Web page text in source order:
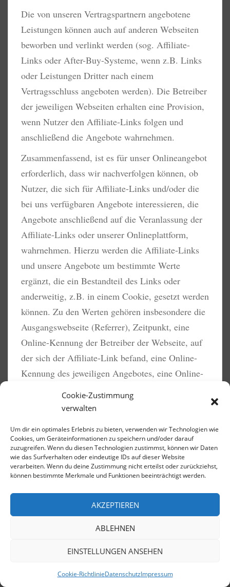
Cookie-Zustimmung
verwalten
Um dir ein optimales Erlebnis zu bieten, verwenden wir Technologien wie
Cookies, um Geräteinformationen zu speichern und/oder darauf
zuzugreifen. Wenn du diesen Technologien zustimmst, können wir Daten
wie das Surfverhalten oder eindeutige IDs auf dieser Website
verarbeiten. Wenn du deine Zustimmung nicht erteilst oder zurückziehst,
können bestimmte Merkmale und Funktionen beeinträchtigt werden.
AKZEPTIEREN
ABLEHNEN
EINSTELLUNGEN ANSEHEN
Cookie-RichtlinieDatenschutzImpressum
Die von unseren Vertragspartnern angebotene
Leistungen können auch auf anderen Webseiten
beworben und verlinkt werden (sog. Affiliate-
Links oder After-Buy-Systeme, wenn z.B. Links
oder Leistungen Dritter nach einem
Vertragsschluss angeboten werden). Die Betreiber
der jeweiligen Webseiten erhalten eine Provision,
wenn Nutzer den Affiliate-Links folgen und
anschließend die Angebote wahrnehmen.
Zusammenfassend, ist es für unser Onlineangebot
erforderlich, dass wir nachverfolgen können, ob
Nutzer, die sich für Affiliate-Links und/oder die
bei uns verfügbaren Angebote interessieren, die
Angebote anschließend auf die Veranlassung der
Affiliate-Links oder unserer Onlineplattform,
wahrnehmen. Hierzu werden die Affiliate-Links
und unsere Angebote um bestimmte Werte
ergänzt, die ein Bestandteil des Links oder
anderweitig, z.B. in einem Cookie, gesetzt werden
können. Zu den Werten gehören insbesondere die
Ausgangswebseite (Referrer), Zeitpunkt, eine
Online-Kennung der Betreiber der Webseite, auf
der sich der Affiliate-Link befand, eine Online-
Kennung des jeweiligen Angebotes, eine Online-
spezifische Werte wie z.B. Werbemittel-ID,
Bei der von uns verwendeten Online-Kennungen
der Nutzer, handelt es sich um pseudonyme
Werte. D.h. die Online-Kennungen enthalten
Namen oder E-Mailadressen. Sie helfen uns nur
zu bestimmen ob derselbe Nutzer, der auf einen
Affiliate-Link geklickt oder sich über unser
Onlineangebot für ein Angebot interessiert hat,
Vertrag mit dem Anbieter abgeschlossen hat. Die
die Website weiterhin nutzt, stimmst du der Verwendung von Cookies
zu.